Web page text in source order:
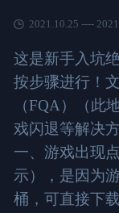
2021.10.25 ----
这是新手入坑
按步骤进行！
（FQA）（此
戏闪退等解决
一、游戏出现
示），是因为
桶，可直接下